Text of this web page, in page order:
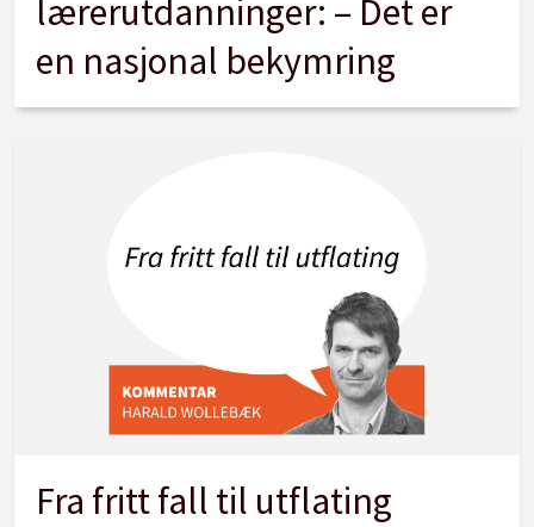
lærerutdanninger: – Det er
en nasjonal bekymring
Fra fritt fall til utflating